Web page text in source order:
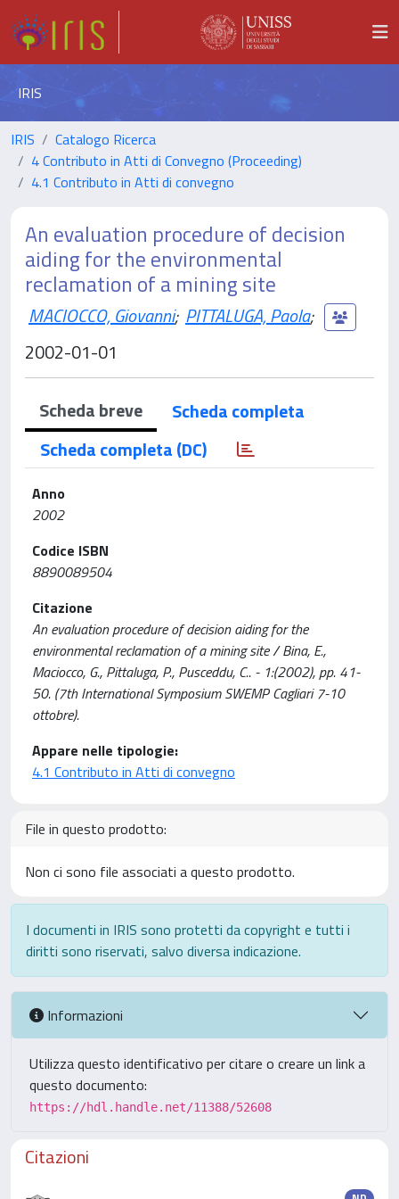
IRIS
IRIS
Catalogo Ricerca
4 Contributo in Atti di Convegno (Proceeding)
4.1 Contributo in Atti di convegno
An evaluation procedure of decision
aiding for the environmental
reclamation of a mining site
MACIOCCO, Giovanni; PITTALUGA, Paola;
2002-01-01
Scheda breve
Scheda completa
Scheda completa (DC)
Anno
2002
Codice ISBN
8890089504
Citazione
An evaluation procedure of decision aiding for the
environmental reclamation of a mining site / Bina, E.,
Maciocco, G., Pittaluga, P., Pusceddu, C.. - 1:(2002), pp. 41-
50. (7th International Symposium SWEMP Cagliari 7-10
ottobre).
Appare nelle tipologie:
4.1 Contributo in Atti di convegno
File in questo prodotto:
Non ci sono file associati a questo prodotto.
I documenti in IRIS sono protetti da copyright e tutti i
diritti sono riservati, salvo diversa indicazione.
Informazioni
Utilizza questo identificativo per citare o creare un link a
questo documento:
https://hdl.handle.net/11388/52608
Citazioni